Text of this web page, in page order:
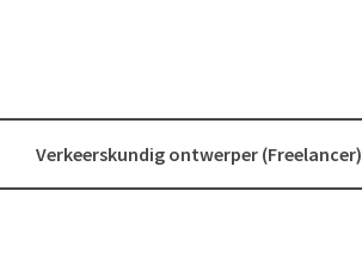
Verkeerskundig ontwerper (Freelancer)